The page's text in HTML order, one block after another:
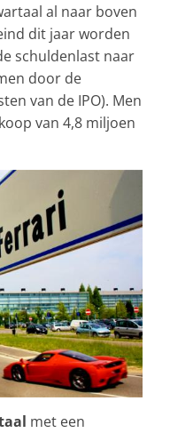
al naar boven
dit jaar worden
schuldenlast naar
door de
van de IPO). Men
van 4,8 miljoen
met een